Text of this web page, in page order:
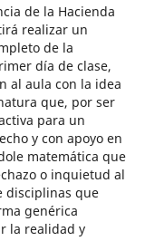
de la Hacienda
realizar un
de la
día de clase,
al aula con la idea
que, por ser
para un
y con apoyo en
matemática que
o inquietud al
disciplinas que
genérica
la realidad y